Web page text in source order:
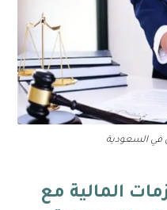
في السعودية
المالية مع